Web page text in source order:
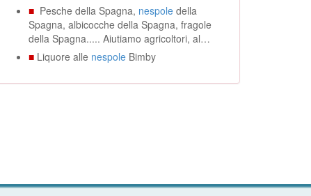
■ Pesche della Spagna, nespole della
Spagna, albicocche della Spagna, fragole
della Spagna..... Aiutiamo agricoltori, al…
■ Liquore alle nespole Bimby